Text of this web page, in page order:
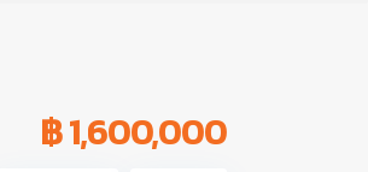
฿ 1,600,000